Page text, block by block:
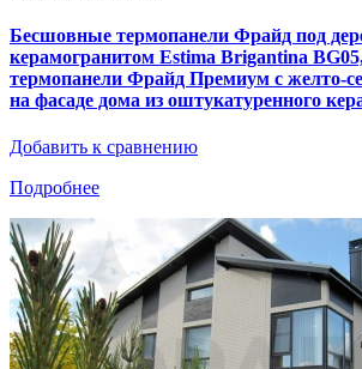
Бесшовные термопанели Фрайд под
керамогранитом Estima Brigantina
термопанели Фрайд Премиум с желто-
на фасаде дома из оштукатуренного
Добавить к сравнению
Подробнее